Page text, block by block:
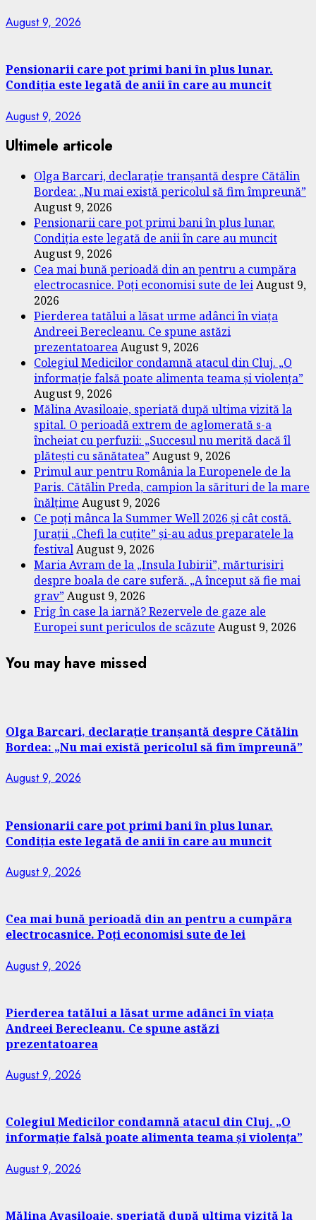
August 9, 2026
Pensionarii care pot primi bani în plus lunar.
Condiția este legată de anii în care au muncit
August 9, 2026
Ultimele articole
Olga Barcari, declarație tranșantă despre Cătălin
Bordea: „Nu mai există pericolul să fim împreună”
August 9, 2026
Pensionarii care pot primi bani în plus lunar.
Condiția este legată de anii în care au muncit
August 9, 2026
Cea mai bună perioadă din an pentru a cumpăra
electrocasnice. Poți economisi sute de leiAugust 9,
2026
Pierderea tatălui a lăsat urme adânci în viața
Andreei Berecleanu. Ce spune astăzi
prezentatoareaAugust 9, 2026
Colegiul Medicilor condamnă atacul din Cluj. „O
informație falsă poate alimenta teama și violența”
August 9, 2026
Mălina Avasiloaie, speriată după ultima vizită la
spital. O perioadă extrem de aglomerată s-a
încheiat cu perfuzii: „Succesul nu merită dacă îl
plătești cu sănătatea”August 9, 2026
Primul aur pentru România la Europenele de la
Paris. Cătălin Preda, campion la sărituri de la mare
înălțime August 9, 2026
Ce poți mânca la Summer Well 2026 și cât costă.
Jurații „Chefi la cuțite” și-au adus preparatele la
festivalAugust 9, 2026
Maria Avram de la „Insula Iubirii”, mărturisiri
despre boala de care suferă. „A început să fie mai
grav”August 9, 2026
Frig în case la iarnă? Rezervele de gaze ale
Europei sunt periculos de scăzute August 9, 2026
You may have missed
Olga Barcari, declarație tranșantă despre Cătălin
Bordea: „Nu mai există pericolul să fim împreună”
August 9, 2026
Pensionarii care pot primi bani în plus lunar.
Condiția este legată de anii în care au muncit
August 9, 2026
Cea mai bună perioadă din an pentru a cumpăra
electrocasnice. Poți economisi sute de lei
August 9, 2026
Pierderea tatălui a lăsat urme adânci în viața
Andreei Berecleanu. Ce spune astăzi
prezentatoarea
August 9, 2026
Colegiul Medicilor condamnă atacul din Cluj. „O
informație falsă poate alimenta teama și violența”
August 9, 2026
Mălina Avasiloaie, speriată după ultima vizită la